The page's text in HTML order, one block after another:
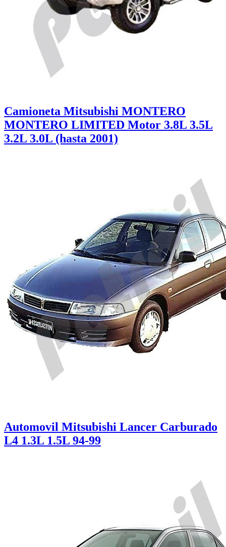
Camioneta Mitsubishi MONTERO
MONTERO LIMITED Motor 3.8L 3.5L
3.2L 3.0L (hasta 2001)
Automovil Mitsubishi Lancer Carburado
L4 1.3L 1.5L 94-99